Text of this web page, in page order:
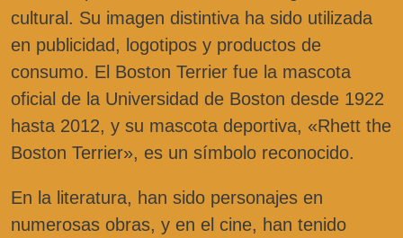
cultural. Su imagen distintiva ha sido utilizada
en publicidad, logotipos y productos de
consumo. El Boston Terrier fue la mascota
oficial de la Universidad de Boston desde 1922
hasta 2012, y su mascota deportiva, «Rhett the
Boston Terrier», es un símbolo reconocido.
En la literatura, han sido personajes en
numerosas obras, y en el cine, han tenido